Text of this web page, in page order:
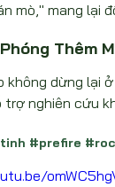
mò," mang lại
Thêm
không dừng lại
nghiên cứu
#prefire